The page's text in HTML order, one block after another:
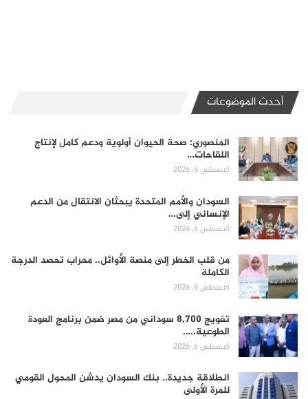
أحدث الموضوعات
المنصوري: صحة الحيوان أولوية ودعم كامل لإنتاج
اللقاحات…
أغسطس 6, 2026
السودان والأمم المتحدة يبحثان الانتقال من الدعم
الإنساني إلى…
أغسطس 6, 2026
من قلب الخطر إلى منصة الأوائل.. محراب تحصد الدرجة
الكاملة
أغسطس 6, 2026
تفويج 8,700 سوداني من مصر ضمن برنامج العودة
الطوعية..…
أغسطس 6, 2026
انطلاقة جديدة.. بنك السودان يدشن المحول القومي
للمرة الأولى